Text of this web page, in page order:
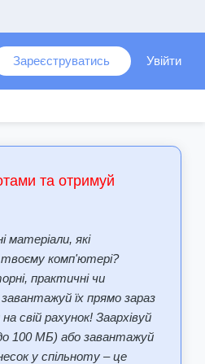
Зареєструватись Увійти
та отримуй
матеріали, які
комп'ютері?
практичні чи
їх прямо зараз
свій рахунок! Заархівуй
100 МБ) або завантажуй
у спільноту – це